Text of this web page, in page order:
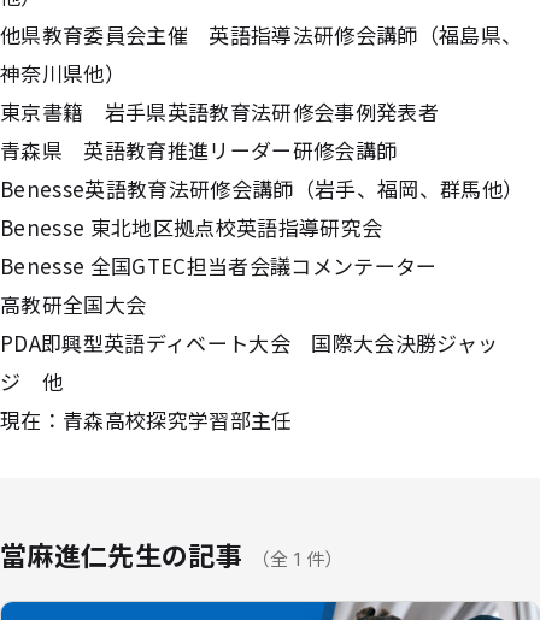
他県教育委員会主催 英語指導法研修会講師（福島県、
神奈川県他）
東京書籍 岩手県英語教育法研修会事例発表者
青森県 英語教育推進リーダー研修会講師
Benesse英語教育法研修会講師（岩手、福岡、群馬他）
Benesse 東北地区拠点校英語指導研究会
Benesse 全国GTEC担当者会議コメンテーター
高教研全国大会
PDA即興型英語ディベート大会 国際大会決勝ジャッ
ジ 他
現在：青森高校探究学習部主任
當麻進仁先生の記事 （全 1 件）